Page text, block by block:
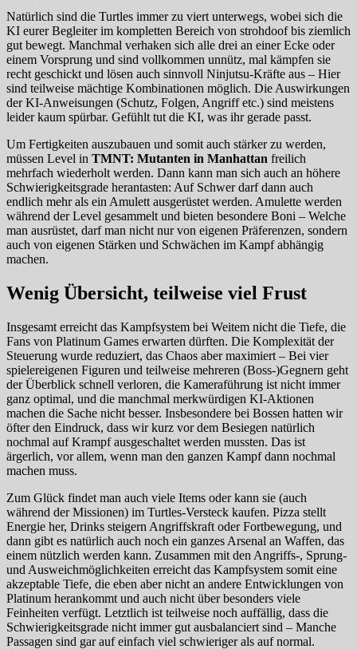
Natürlich sind die Turtles immer zu viert unterwegs, wobei sich die
KI eurer Begleiter im kompletten Bereich von strohdoof bis ziemlich
gut bewegt. Manchmal verhaken sich alle drei an einer Ecke oder
einem Vorsprung und sind vollkommen unnütz, mal kämpfen sie
recht geschickt und lösen auch sinnvoll Ninjutsu-Kräfte aus – Hier
sind teilweise mächtige Kombinationen möglich. Die Auswirkungen
der KI-Anweisungen (Schutz, Folgen, Angriff etc.) sind meistens
leider kaum spürbar. Gefühlt tut die KI, was ihr gerade passt.
Um Fertigkeiten auszubauen und somit auch stärker zu werden,
müssen Level in TMNT: Mutanten in Manhattan freilich
mehrfach wiederholt werden. Dann kann man sich auch an höhere
Schwierigkeitsgrade herantasten: Auf Schwer darf dann auch
endlich mehr als ein Amulett ausgerüstet werden. Amulette werden
während der Level gesammelt und bieten besondere Boni – Welche
man ausrüstet, darf man nicht nur von eigenen Präferenzen, sondern
auch von eigenen Stärken und Schwächen im Kampf abhängig
machen.
Wenig Übersicht, teilweise viel Frust
Insgesamt erreicht das Kampfsystem bei Weitem nicht die Tiefe, die
Fans von Platinum Games erwarten dürften. Die Komplexität der
Steuerung wurde reduziert, das Chaos aber maximiert – Bei vier
spielereigenen Figuren und teilweise mehreren (Boss-)Gegnern geht
der Überblick schnell verloren, die Kameraführung ist nicht immer
ganz optimal, und die manchmal merkwürdigen KI-Aktionen
machen die Sache nicht besser. Insbesondere bei Bossen hatten wir
öfter den Eindruck, dass wir kurz vor dem Besiegen natürlich
nochmal auf Krampf ausgeschaltet werden mussten. Das ist
ärgerlich, vor allem, wenn man den ganzen Kampf dann nochmal
machen muss.
Zum Glück findet man auch viele Items oder kann sie (auch
während der Missionen) im Turtles-Versteck kaufen. Pizza stellt
Energie her, Drinks steigern Angriffskraft oder Fortbewegung, und
dann gibt es natürlich auch noch ein ganzes Arsenal an Waffen, das
einem nützlich werden kann. Zusammen mit den Angriffs-, Sprung-
und Ausweichmöglichkeiten erreicht das Kampfsystem somit eine
akzeptable Tiefe, die eben aber nicht an andere Entwicklungen von
Platinum herankommt und auch nicht über besonders viele
Feinheiten verfügt. Letztlich ist teilweise noch auffällig, dass die
Schwierigkeitsgrade nicht immer gut ausbalanciert sind – Manche
Passagen sind gar auf einfach viel schwieriger als auf normal.